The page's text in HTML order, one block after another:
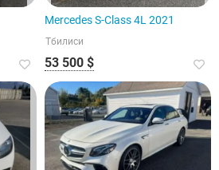
Mercedes S-Class 4L 2021
Тбилиси
53 500 $